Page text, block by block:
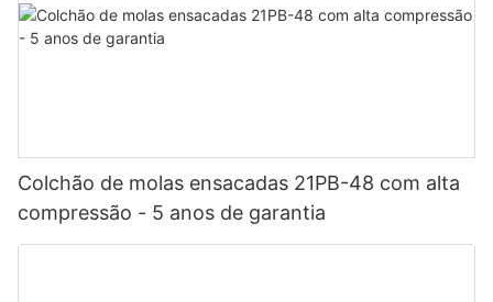
Colchão de molas ensacadas 21PB-48 com alta
compressão - 5 anos de garantia